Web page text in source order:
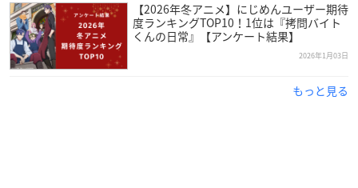
【2026年冬アニメ】にじめんユーザー期待
度ランキングTOP10！1位は『拷問バイト
くんの日常』【アンケート結果】
2026年1月03日
もっと見る